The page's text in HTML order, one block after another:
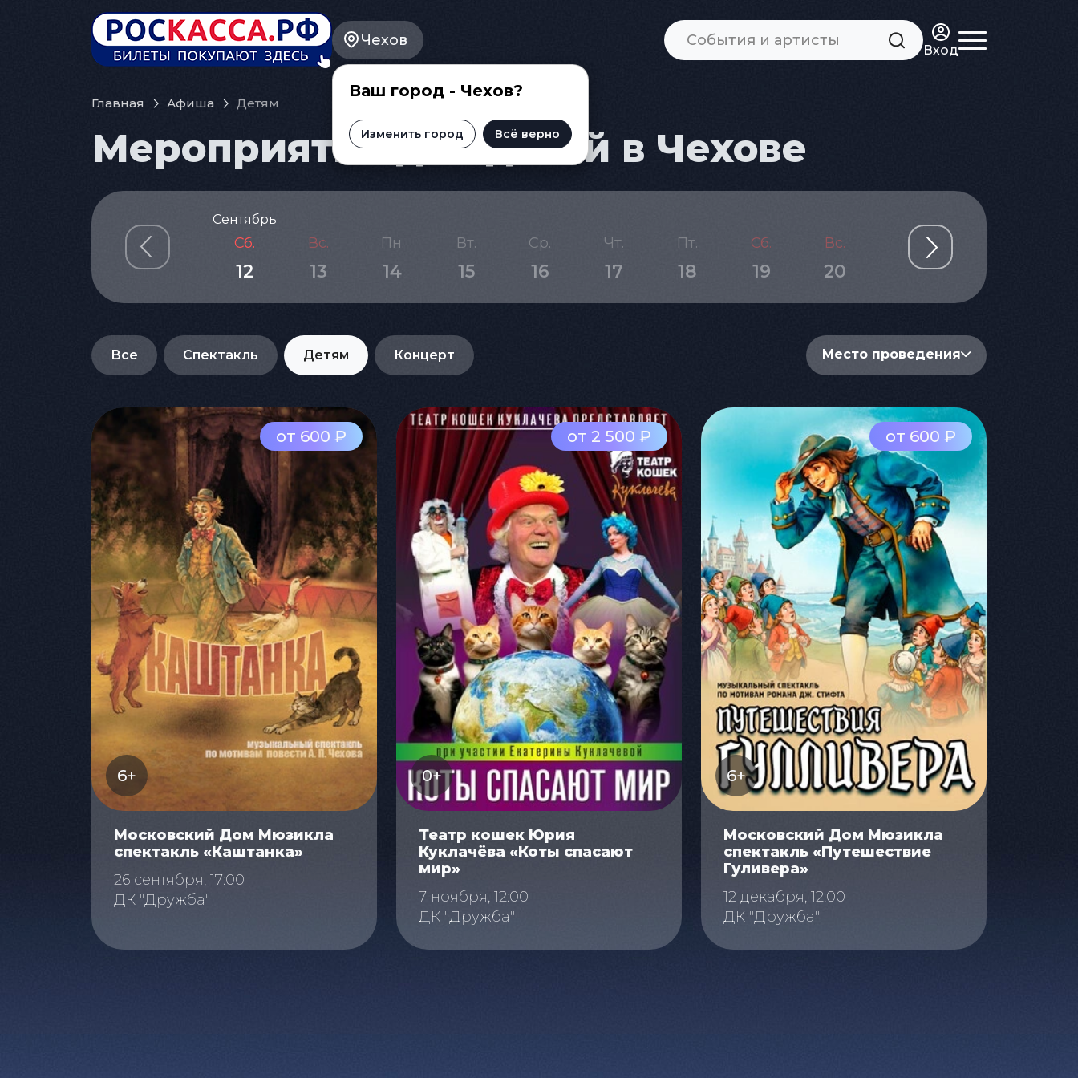
Чехов
Ваш город - Чехов?
Изменить город Всё верно
Вход
Главная Афиша Детям
Мероприятия для детей в Чехове
Сентябрь
Сб.
12
Вс.
13
Пн.
14
Вт.
15
Ср.
16
Чт.
17
Пт.
18
Сб.
19
Вс.
20
Пн.
21 22
Все Спектакль Детям Концерт Место проведения
от 600 ₽
6+
Московский Дом Мюзикла
спектакль «Каштанка»
26 сентября, 17:00
ДК "Дружба"
от 2 500 ₽
0+
Театр кошек Юрия
Куклачёва «Коты спасают
мир»
7 ноября, 12:00
ДК "Дружба"
от 600 ₽
6+
Московский Дом Мюзикла
спектакль «Путешествие
Гуливера»
12 декабря, 12:00
ДК "Дружба"